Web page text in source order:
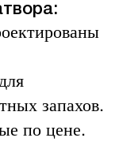
запахов.
по цене.